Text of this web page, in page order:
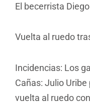
El becerrista
Vuelta al ruedo
Incidencias: Los
Cañas: Julio
vuelta al ruedo